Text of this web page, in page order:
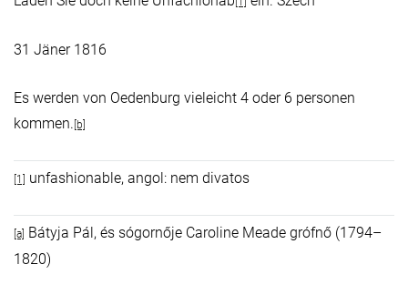
31 Jäner 1816
Es werden von Oedenburg vieleicht 4 oder 6 personen
kommen. [b]
[1] unfashionable, angol: nem divatos
[a]
Bátyja Pál, és sógornője Caroline Meade grófnő (1794–
1820)